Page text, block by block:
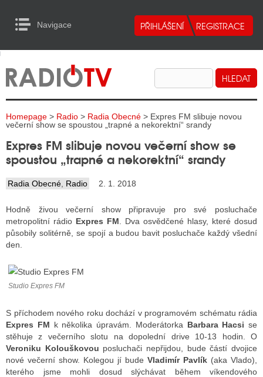
Navigace
RADIA
TELEVIZE
INTERNET
TISK
RADIA
RÁDIÍ
RÁDIÍ
TELEVIZÍ
VYSÍLAČE
to Content
Homepage > Radio > Radia Obecné > Expres FM slibuje novou
večerní show se spoustou „trapné a nekorektní“ srandy
Expres FM slibuje novou večerní show se
spoustou „trapné a nekorektní“ srandy
Radia Obecné Radio 2. 1. 2018
Hodně živou večerní show připravuje pro své posluchače
metropolitní rádio Expres FM . Dva osvědčené hlasy, které dosud
působily solitérně, se spojí a budou bavit posluchače každý všední
den.
Studio Expres FM
S příchodem nového roku dochází v programovém schématu rádia
Expres FM k několika úpravám. Moderátorka Barbara Hacsi se
stěhuje z večerního slotu na dopolední drive 10-13 hodin. O
Veroniku Kolouškovou posluchači nepřijdou, bude částí dvojice
nové večerní show. Kolegou jí bude Vladimír Pavlík (aka Vlado),
kterého jsme mohli dosud slýchávat během víkendového